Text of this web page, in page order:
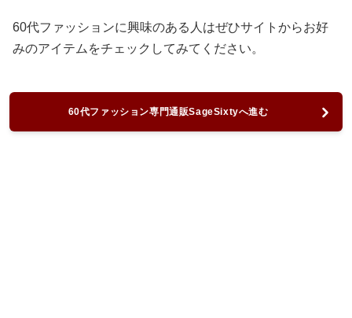
60代ファッションに興味のある人はぜひサイトからお好
みのアイテムをチェックしてみてください。
60代ファッション専門通販SageSixtyへ進む